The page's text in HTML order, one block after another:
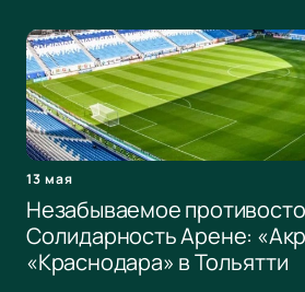
13 мая
Незабываемое
Солидарность Арене:
«Краснодара» в Тольятти